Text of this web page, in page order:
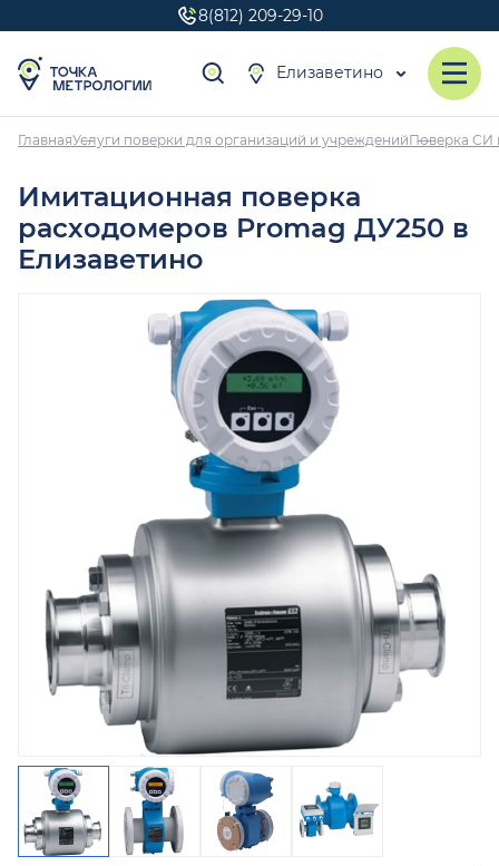
8(812) 209-29-10
Елизаветино
ГлавнаяУслуги поверки для организаций и учрежденийПоверка СИ
Имитационная поверка
расходомеров Promag ДУ250 в
Елизаветино